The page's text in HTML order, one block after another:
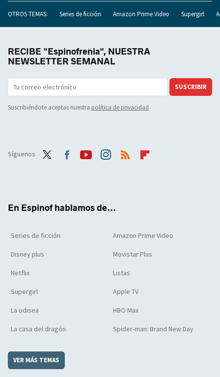
OTROS TEMAS: Series de ficción Amazon Prime Video Supergirl
RECIBE "Espinofrenia", NUESTRA
NEWSLETTER SEMANAL
SUSCRIBIR
Suscribiéndote aceptas nuestra política de privacidad
Síguenos
En Espinof hablamos de...
Series de ficción Amazon Prime Video
Disney plus Movistar Plus
Netflix Listas
Supergirl Apple TV
La odisea HBO Max
La casa del dragón Spider-man: Brand New Day
VER MÁS TEMAS